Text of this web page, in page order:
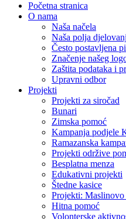
Početna stranica
O nama
Naša načela
Naša polja
Često postavljena
Značenje našeg
Zaštita podataka i
Upravni odbor
Projekti
Projekti za siročad
Bunari
Zimska pomoć
Kampanja podjele
Ramazanska
Projekti održive
Besplatna menza
Edukativni projekti
Štedne kasice
Projekti:
Hitna pomoć
Volonterske